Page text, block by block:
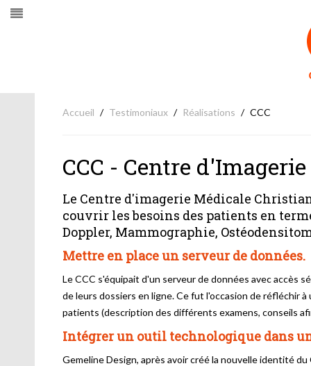
Accueil Testimoniaux Réalisations CCC
CCC - Centre
Le Centre d'imagerie Médicale
couvrir les besoins des patients en
Doppler, Mammographie,
Mettre en place un serveur de données.
Le CCC s'équipait d'un serveur de données avec accès
de leurs dossiers en ligne. Ce fut l'occasion de réfléchir
patients (description des différents examens, conseils
Intégrer un outil technologique dans
Gemeline Design, après avoir créé la nouvelle identité